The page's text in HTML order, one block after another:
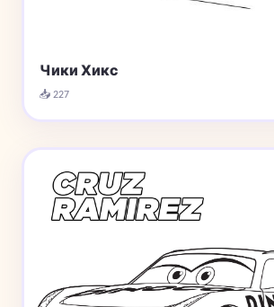
Чики Хикс
📥 227